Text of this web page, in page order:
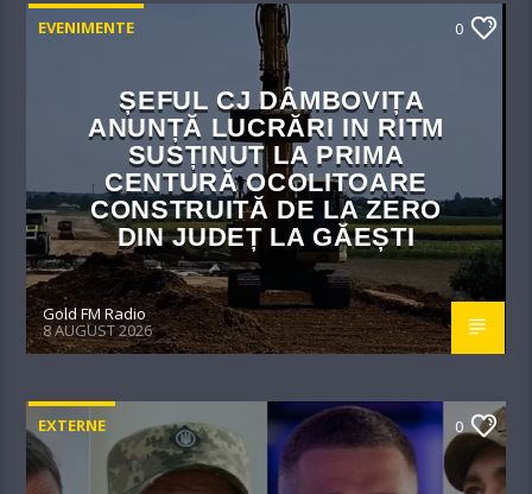
EVENIMENTE 0
ȘEFUL CJ DÂMBOVIȚA
ANUNȚĂ LUCRĂRI IN RITM
SUSȚINUT LA PRIMA
CENTURĂ OCOLITOARE
CONSTRUITĂ DE LA ZERO
DIN JUDEȚ LA GĂEȘTI
Gold FM Radio
8 AUGUST 2026
EXTERNE 0